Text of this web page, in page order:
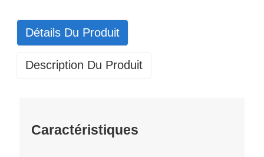
Détails Du Produit
Description Du Produit
Caractéristiques